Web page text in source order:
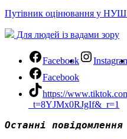
Путівник оцінювання у НУШ
Для людей із вадами зору
Facebook
Facebook
https://
_t=8YJMx0RJgIf&_r=1
Останні повідомлення